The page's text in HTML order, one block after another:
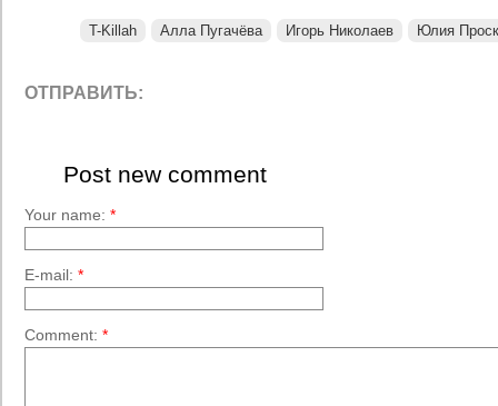
T-Killah Алла Пугачёва Игорь Николаев Юлия
ОТПРАВИТЬ:
Post new comment
Your name: *
E-mail: *
Comment: *